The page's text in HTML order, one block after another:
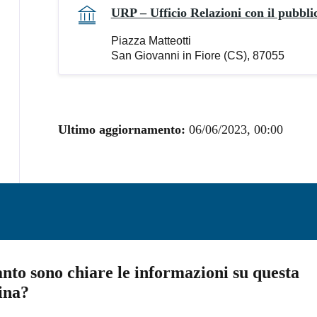
URP – Ufficio Relazioni con il
Piazza Matteotti
San Giovanni in Fiore (CS), 87055
Ultimo aggiornamento: 06/06/2023, 00:00
sono chiare le informazioni su questa